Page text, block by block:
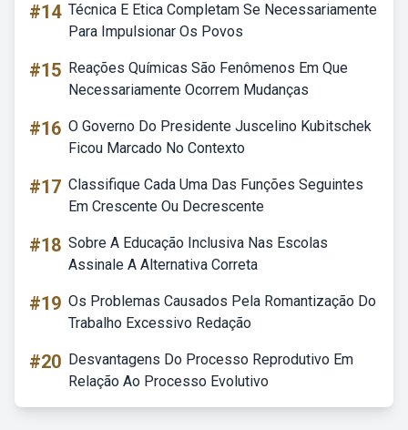
#14 Técnica E Etica Completam Se Necessariamente
Para Impulsionar Os Povos
#15 Reações Químicas São Fenômenos Em Que
Necessariamente Ocorrem Mudanças
#16 O Governo Do Presidente Juscelino Kubitschek
Ficou Marcado No Contexto
#17 Classifique Cada Uma Das Funções Seguintes
Em Crescente Ou Decrescente
#18 Sobre A Educação Inclusiva Nas Escolas
Assinale A Alternativa Correta
#19 Os Problemas Causados Pela Romantização Do
Trabalho Excessivo Redação
#20 Desvantagens Do Processo Reprodutivo Em
Relação Ao Processo Evolutivo